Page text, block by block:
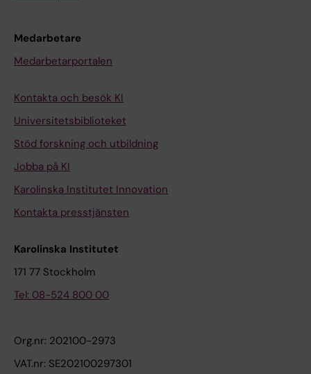
Medarbetare
Medarbetarportalen
Kontakta och besök KI
Universitetsbiblioteket
Stöd forskning och utbildning
Jobba på KI
Karolinska Institutet Innovation
Kontakta presstjänsten
Karolinska Institutet
171 77 Stockholm
Tel: 08-524 800 00
Org.nr: 202100-2973
VAT.nr: SE202100297301